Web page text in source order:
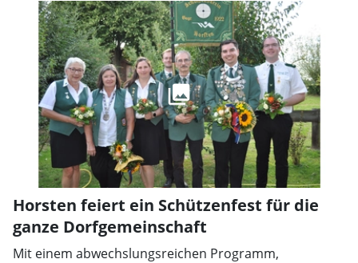
Horsten feiert ein Schützenfest für die
ganze Dorfgemeinschaft
Mit einem abwechslungsreichen Programm,